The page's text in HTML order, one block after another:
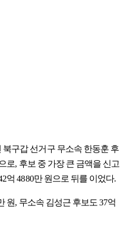
구갑 선거구 무소속 한동훈 후
로, 후보 중 가장 큰 금액을 신고
억 4880만 원으로 뒤를 이었다.
원, ​무소속 김성근 후보도 37억